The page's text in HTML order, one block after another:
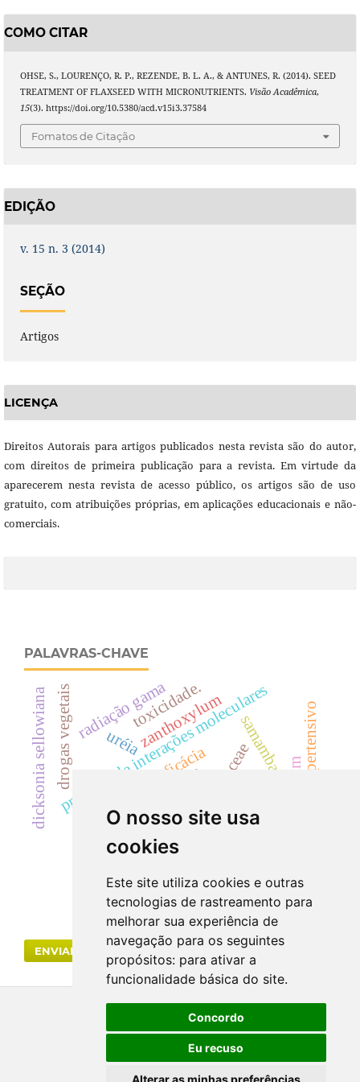
O nosso site usa
cookies
Este site utiliza cookies e outras
tecnologias de rastreamento para
melhorar sua experiência de
navegação para os seguintes
propósitos: para ativar a
funcionalidade básica do site.
Concordo
Eu recuso
Alterar as minhas preferências
COMO CITAR
OHSE, S., LOURENÇO, R. P., REZENDE, B. L. A., & ANTUNES, R. (2014). SEED
TREATMENT OF FLAXSEED WITH MICRONUTRIENTS. Visão Acadêmica,
15(3). https://doi.org/10.5380/acd.v15i3.37584
Fomatos de Citação
EDIÇÃO
v. 15 n. 3 (2014)
SEÇÃO
Artigos
LICENÇA
Direitos Autorais para artigos publicados nesta revista são do autor,
com direitos de primeira publicação para a revista. Em virtude da
aparecerem nesta revista de acesso público, os artigos são de uso
gratuito, com atribuições próprias, em aplicações educacionais e não-
comerciais.
PALAVRAS-CHAVE
predição de interações moleculares
dicksoniaceae
dicksonia sellowiana cilindrúria.
uréia
hematúria
drogas vegetaisradiação gama
landrace
zanthoxylum
rutaceae
samambaia anti-hipertensivo
antracnose segurança
eficácia
toxicidade.
ENVIAR SUBMISSÃO